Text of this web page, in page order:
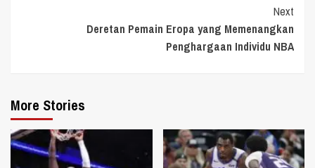
Next
Deretan Pemain Eropa yang Memenangkan
Penghargaan Individu NBA
More Stories